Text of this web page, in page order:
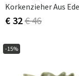
€ 32€ 46
-15%